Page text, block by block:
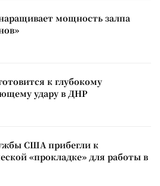
мощность залпа
к глубокому
удару в ДНР
США прибегли к
«прокладке» для работы в